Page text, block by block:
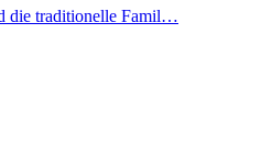
die traditionelle Famil…